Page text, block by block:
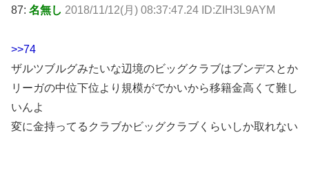
87: 名無し 2018/11/12(月) 08:37:47.24 ID:ZIH3L9AYM
>>74
ザルツブルグみたいな辺境のビッグクラブはブンデスとか
リーガの中位下位より規模がでかいから移籍金高くて難し
いんよ
変に金持ってるクラブかビッグクラブくらいしか取れない